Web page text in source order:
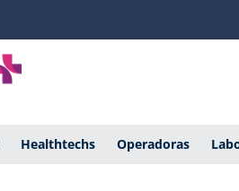
Healthtechs Operadoras